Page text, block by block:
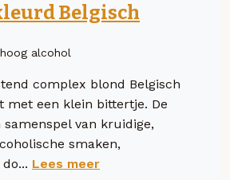
Belgisch
alcohol
complex blond Belgisch
met een klein bittertje. De
samenspel van kruidige,
smaken,
Lees meer